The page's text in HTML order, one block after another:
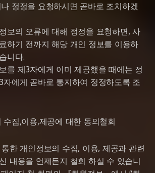
정정을 요청하시면 곧바로 조치하겠
보의 오류에 대해 정정을 요청하면, 사
하기 전까지 해당 개인 정보를 이용하
니다.
를 제3자에게 이미 제공했을 때에는 정
자에게 곧바로 통지하여 정정하도록 조
집,이용,제공에 대한 동의철회
한 개인정보의 수집, 이용, 제공과 관련
내용을 언제든지 철회 하실 수 있습니